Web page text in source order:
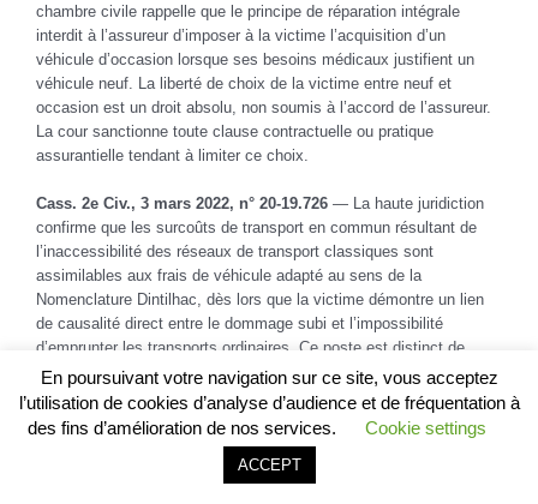
chambre civile rappelle que le principe de réparation intégrale
interdit à l’assureur d’imposer à la victime l’acquisition d’un
véhicule d’occasion lorsque ses besoins médicaux justifient un
véhicule neuf. La liberté de choix de la victime entre neuf et
occasion est un droit absolu, non soumis à l’accord de l’assureur.
La cour sanctionne toute clause contractuelle ou pratique
assurantielle tendant à limiter ce choix.
Cass. 2e Civ., 3 mars 2022, n° 20-19.726 — La haute juridiction
confirme que les surcoûts de transport en commun résultant de
l’inaccessibilité des réseaux de transport classiques sont
assimilables aux frais de véhicule adapté au sens de la
Nomenclature Dintilhac, dès lors que la victime démontre un lien
de causalité direct entre le dommage subi et l’impossibilité
d’emprunter les transports ordinaires. Ce poste est distinct de
l’assistance par tierce personne.
CA Aix-en-Provence, 8 septembre 2022
— La cour d’appel d’Aix-
en-Provence, dont dépend directement la pratique du cabinet
LEXVOX, rappelle qu’un rapport d’ergothérapeute produit par la
En poursuivant votre navigation sur ce site, vous acceptez
l’utilisation de cookies d’analyse d’audience et de fréquentation à
des fins d’amélioration de nos services.
Cookie settings
ACCEPTÊtre rappelé